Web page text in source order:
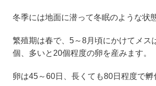
冬季には地面に潜って冬眠のような状
繁殖期は春で、5～8月頃にかけてメス
個、多いと20個程度の卵を産みます。
卵は45～60日、長くても80日程度で孵